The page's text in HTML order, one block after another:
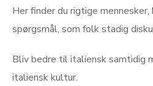
Her finder du rigtige
spørgsmål, som folk stadig
Bliv bedre til italiensk samtidig
italiensk kultur.